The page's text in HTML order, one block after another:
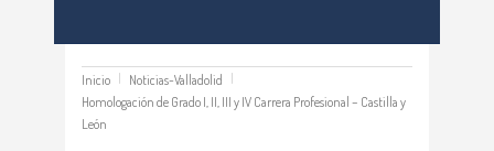
Inicio
Noticias-Valladolid
Homologación de Grado I, II, III y IV Carrera Profesional – Castilla y
León